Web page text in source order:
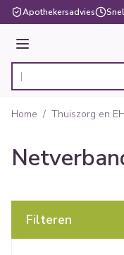
Ga naar de inhoud
Apothekersadvies
Menu
Product, merk,
Home / Thuiszorg en
Filteren